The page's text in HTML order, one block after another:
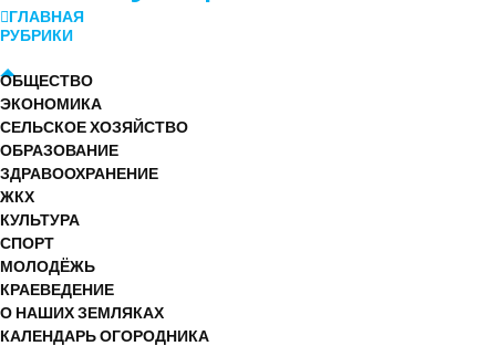
ГЛАВНАЯ
РУБРИКИ
ОБЩЕСТВО
ЭКОНОМИКА
СЕЛЬСКОЕ ХОЗЯЙСТВО
ОБРАЗОВАНИЕ
ЗДРАВООХРАНЕНИЕ
ЖКХ
КУЛЬТУРА
СПОРТ
МОЛОДЁЖЬ
КРАЕВЕДЕНИЕ
О НАШИХ ЗЕМЛЯКАХ
КАЛЕНДАРЬ ОГОРОДНИКА